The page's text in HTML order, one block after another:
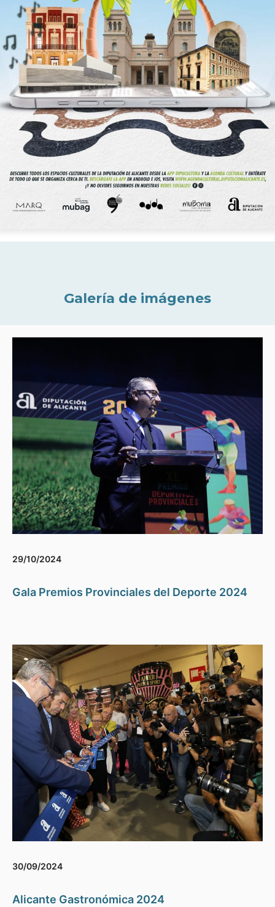
Galería de imágenes
29/10/2024
Gala Premios Provinciales del Deporte 2024
30/09/2024
Alicante Gastronómica 2024